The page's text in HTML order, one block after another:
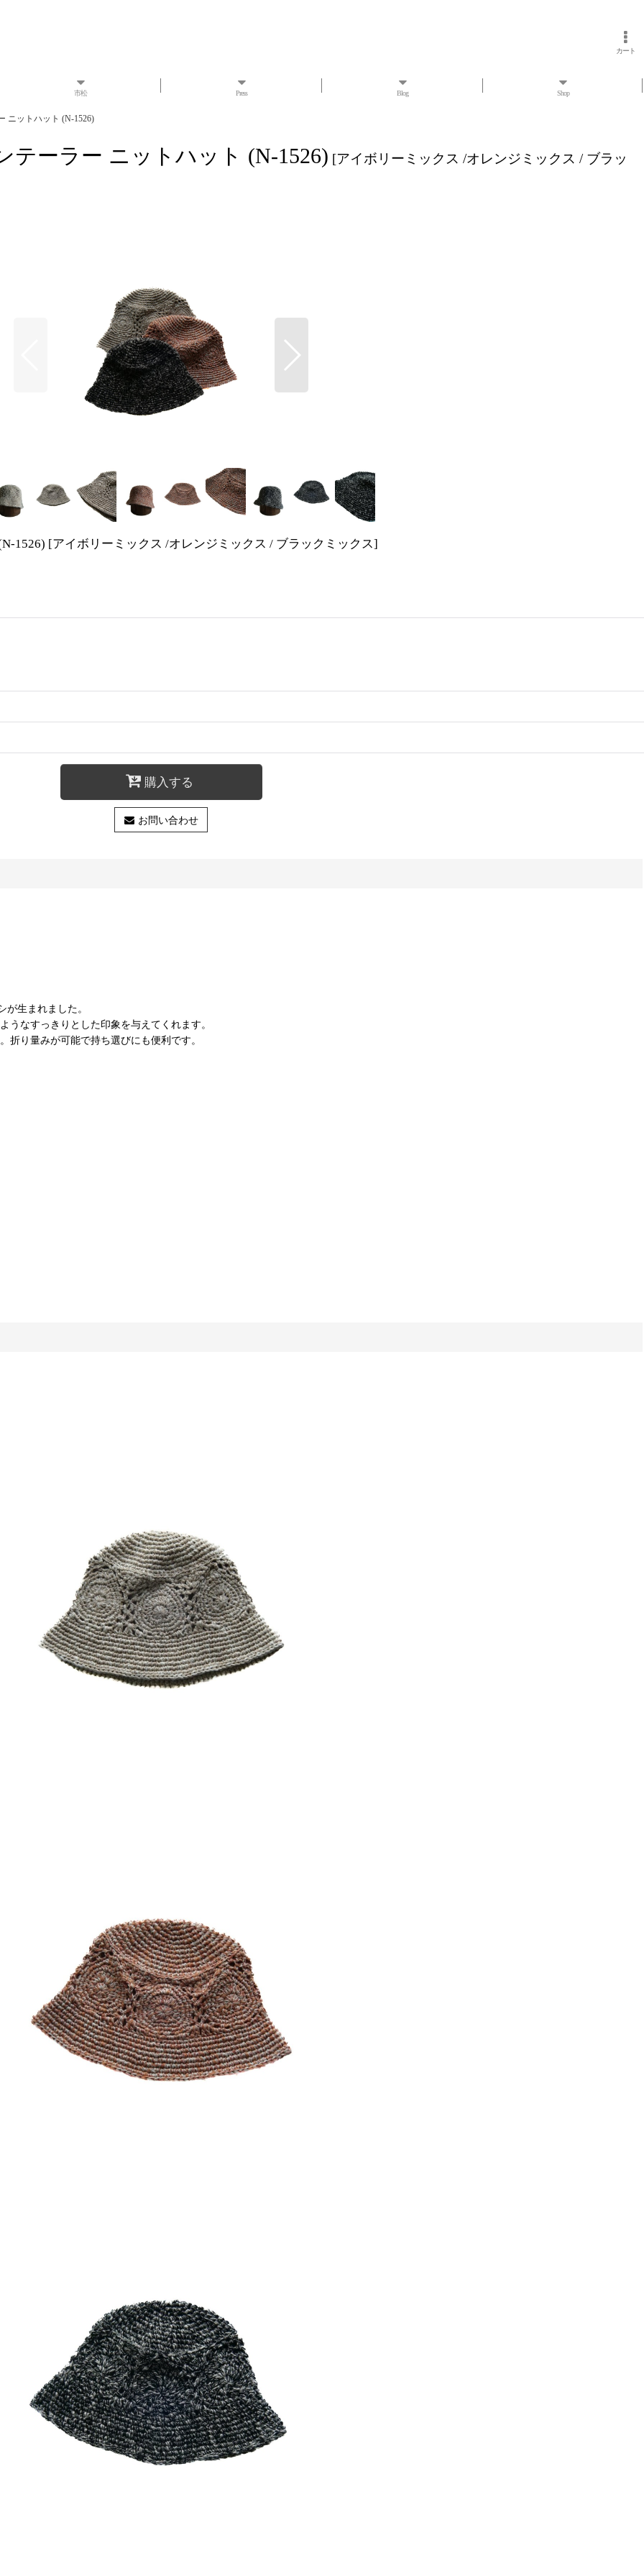
カート
市松 Press Blog Shop
ニットハット (N-1526)
テーラー ニットハット (N-1526) [アイボリーミックス /オレンジミックス / ブラッ
1526) [アイボリーミックス /オレンジミックス / ブラックミックス]
購入する
お問い合わせ
生まれました。
なすっきりとした印象を与えてくれます。
折り量みが可能で持ち選びにも便利です。